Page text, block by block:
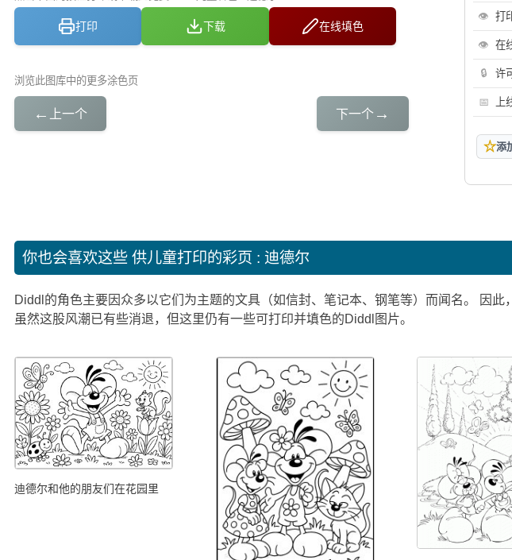
打印 下载 在线填色
浏览此图库中的更多涂色页
← 上一个 下一个 →
👁 打
👁 在
🔒 许可
📅 上
☆添
你也会喜欢这些 供儿童打印的彩页 : 迪德尔
Diddl的角色主要因众多以它们为主题的文具（如信封、笔记本、钢笔等）而闻名。 因此
虽然这股风潮已有些消退，但这里仍有一些可打印并填色的Diddl图片。
迪德尔和他的朋友们在花园里